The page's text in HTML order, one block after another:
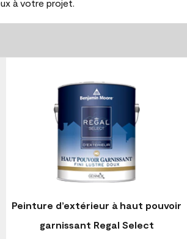
à votre projet.
Peinture d’extérieur à haut pouvoir
garnissant Regal Select